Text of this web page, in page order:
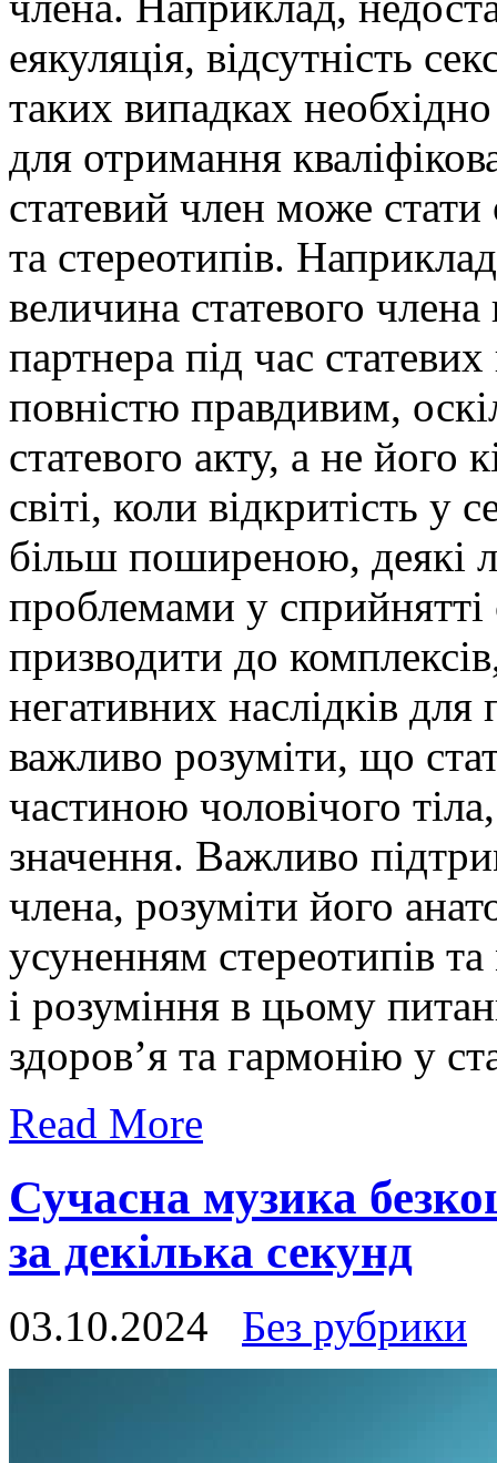
еякуляція, відсутність
таких випадках
для отримання
статевий член може стати
та стереотипів.
величина статевого
партнера під час
повністю правдивим,
статевого акту, а не його
світі, коли відкритість у
більш поширеною, деякі
проблемами у
призводити до
негативних наслідків
важливо розуміти, що
частиною чоловічого
значення. Важливо
члена, розуміти його
усуненням стереотипів
і розуміння в цьому
здоров’я та гармонію у
Read More
Сучасна музика
за декілька секунд
03.10.2024 Без рубрики